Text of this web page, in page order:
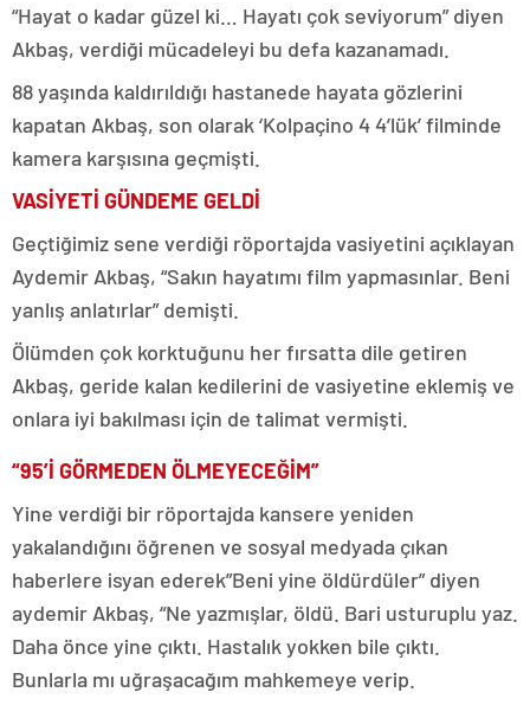
“Hayat o kadar güzel ki… Hayatı çok seviyorum” diyen
Akbaş, verdiği mücadeleyi bu defa kazanamadı.
88 yaşında kaldırıldığı hastanede hayata gözlerini
kapatan Akbaş, son olarak ‘Kolpaçino 4 4’lük’ filminde
kamera karşısına geçmişti.
VASİYETİ GÜNDEME GELDİ
Geçtiğimiz sene verdiği röportajda vasiyetini açıklayan
Aydemir Akbaş, “Sakın hayatımı film yapmasınlar. Beni
yanlış anlatırlar” demişti.
Ölümden çok korktuğunu her fırsatta dile getiren
Akbaş, geride kalan kedilerini de vasiyetine eklemiş ve
onlara iyi bakılması için de talimat vermişti.
“95’İ GÖRMEDEN ÖLMEYECEĞİM”
Yine verdiği bir röportajda kansere yeniden
yakalandığını öğrenen ve sosyal medyada çıkan
haberlere isyan ederek”Beni yine öldürdüler” diyen
aydemir Akbaş, “Ne yazmışlar, öldü. Bari usturuplu yaz.
Daha önce yine çıktı. Hastalık yokken bile çıktı.
Bunlarla mı uğraşacağım mahkemeye verip.